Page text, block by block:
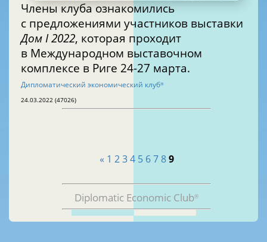
Члены клуба ознакомились
с предложениями участников выставки
Дом I 2022, которая проходит
в Международном выставочном
комплексе в Риге 24-27 марта.
Дипломатический экономический клуб®
24.03.2022 (47026)
« 1 2 3 4 5 6 7 8 9
Diplomatic Economic Club®